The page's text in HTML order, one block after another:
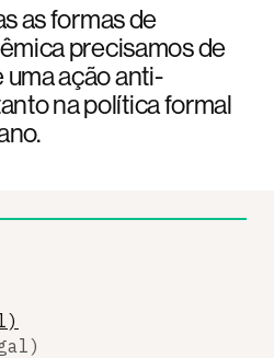
as formas de
precisamos de
ação anti-
na política formal